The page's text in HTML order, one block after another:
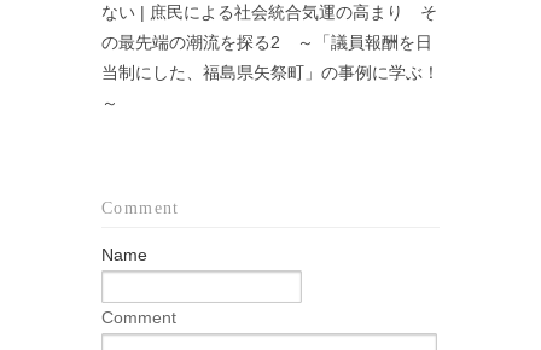
ない | 庶民による社会統合気運の高まり そ
の最先端の潮流を探る2 ～「議員報酬を日
当制にした、福島県矢祭町」の事例に学ぶ！
～
Comment
Name
Comment